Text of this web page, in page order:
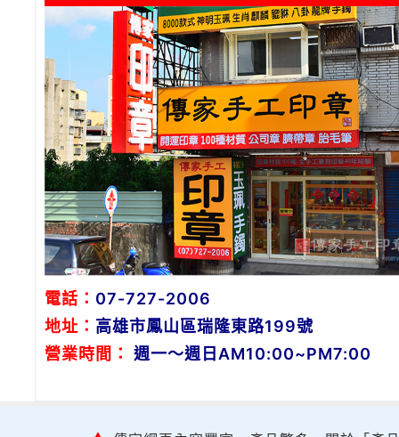
電話： 07-727-2006
地址： 高雄市鳳山區瑞隆東路199號
營業時間：
週一～週日AM10:00~PM7:00